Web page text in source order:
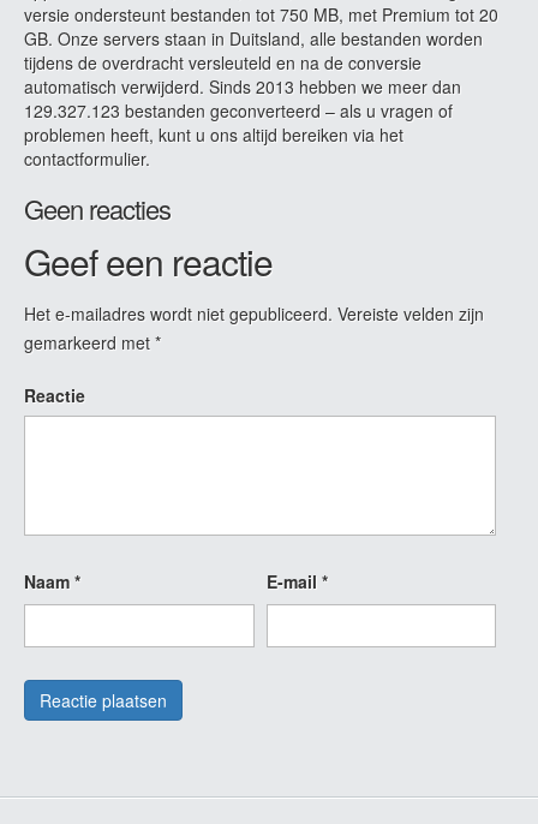
versie ondersteunt bestanden tot 750 MB, met Premium tot 20
GB. Onze servers staan in Duitsland, alle bestanden worden
tijdens de overdracht versleuteld en na de conversie
automatisch verwijderd. Sinds 2013 hebben we meer dan
129.327.123 bestanden geconverteerd – als u vragen of
problemen heeft, kunt u ons altijd bereiken via het
contactformulier.
Geen reacties
Geef een reactie
Het e-mailadres wordt niet gepubliceerd. Vereiste velden zijn
gemarkeerd met *
Reactie
Naam * E-mail *